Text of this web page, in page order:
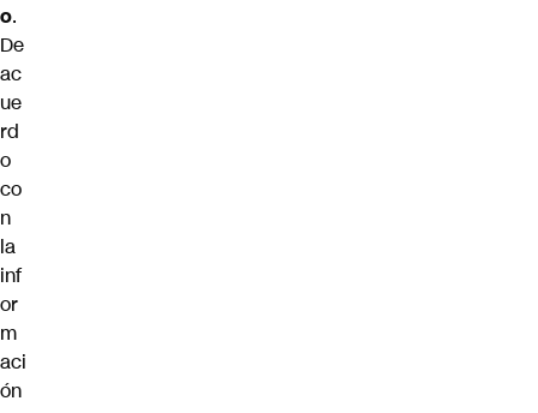
o.
De
ac
ue
rd
o
co
n
la
inf
or
m
aci
ón